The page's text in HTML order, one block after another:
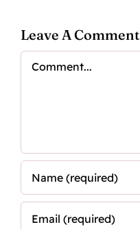
Leave A Comment
Comment